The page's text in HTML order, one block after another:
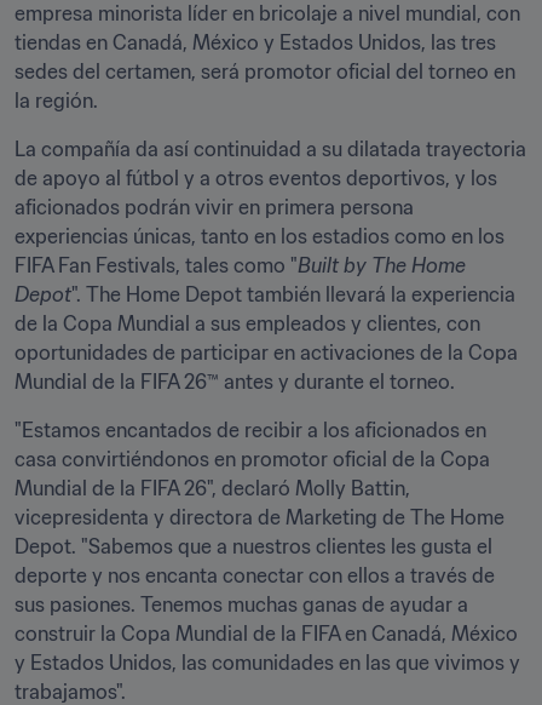
empresa minorista líder en bricolaje a nivel mundial, con
tiendas en Canadá, México y Estados Unidos, las tres
sedes del certamen, será promotor oficial del torneo en
la región.
La compañía da así continuidad a su dilatada trayectoria
de apoyo al fútbol y a otros eventos deportivos, y los
aficionados podrán vivir en primera persona
experiencias únicas, tanto en los estadios como en los
FIFA Fan Festivals, tales como "Built by The Home
Depot". The Home Depot también llevará la experiencia
de la Copa Mundial a sus empleados y clientes, con
oportunidades de participar en activaciones de la Copa
Mundial de la FIFA 26™ antes y durante el torneo.
"Estamos encantados de recibir a los aficionados en
casa convirtiéndonos en promotor oficial de la Copa
Mundial de la FIFA 26", declaró Molly Battin,
vicepresidenta y directora de Marketing de The Home
Depot. "Sabemos que a nuestros clientes les gusta el
deporte y nos encanta conectar con ellos a través de
sus pasiones. Tenemos muchas ganas de ayudar a
construir la Copa Mundial de la FIFA en Canadá, México
y Estados Unidos, las comunidades en las que vivimos y
trabajamos".